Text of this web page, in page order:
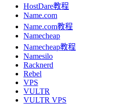
HostDare教程
Name.com
Name.com教程
Namecheap
Namecheap教程
Namesilo
Racknerd
Rebel
VPS
VULTR
VULTR VPS